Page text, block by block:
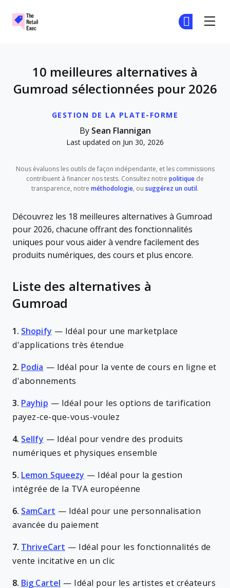
GESTION DE LA PLATE-FORME
10 meilleures alternatives à
Gumroad sélectionnées pour 2026
By Sean Flannigan
Last updated on Jun 30, 2026
Nous évaluons les outils de façon indépendante, et les commissions
contribuent à financer nos tests. Consultez notre politique de
transparence, notre méthodologie, ou suggérez un outil .
Découvrez les 18 meilleures alternatives à Gumroad
pour 2026, chacune offrant des fonctionnalités
uniques pour vous aider à vendre facilement des
produits numériques, des cours et plus encore.
Liste des alternatives à
Gumroad
1. Shopify — Idéal pour une marketplace
d'applications très étendue
2. Podia — Idéal pour la vente de cours en ligne et
d'abonnements
3. Payhip — Idéal pour les options de tarification
payez-ce-que-vous-voulez
4. Sellfy — Idéal pour vendre des produits
numériques et physiques ensemble
5. Lemon Squeezy —
Idéal pour la gestion
intégrée de la TVA européenne
6. SamCart — Idéal pour une personnalisation
avancée du paiement
7. ThriveCart —
Idéal pour les fonctionnalités de
vente incitative en un clic
8. Big Cartel —
Idéal pour les artistes et créateurs